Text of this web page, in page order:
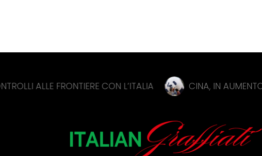
FRONTIERE CON L’ITALIA CINA, IN AUMENTO